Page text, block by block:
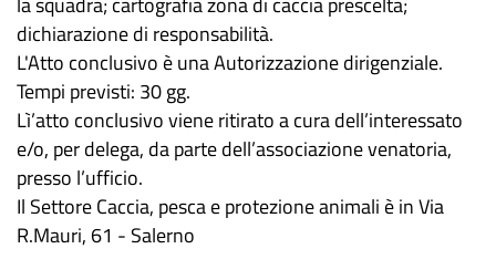
dichiarazione di responsabilità.
L'Atto conclusivo è una Autorizzazione dirigenziale.
Tempi previsti: 30 gg.
Lì’atto conclusivo viene ritirato a cura dell’interessato
e/o, per delega, da parte dell’associazione venatoria,
presso l’ufficio.
Il Settore Caccia, pesca e protezione animali è in Via
R.Mauri, 61 - Salerno